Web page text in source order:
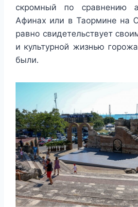
скромный по сравнению
Афинах или в Таормине на
равно свидетельствует
и культурной жизнью
были.